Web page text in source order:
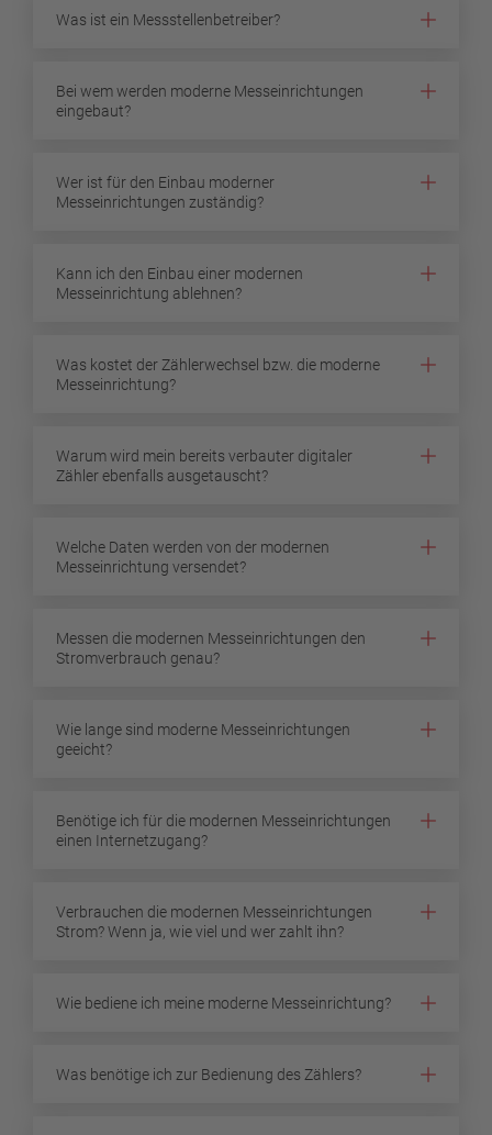
Was ist ein Messstellenbetreiber?
Bei wem werden moderne Messeinrichtungen
eingebaut?
Wer ist für den Einbau moderner
Messeinrichtungen zuständig?
Kann ich den Einbau einer modernen
Messeinrichtung ablehnen?
Was kostet der Zählerwechsel bzw. die moderne
Messeinrichtung?
Warum wird mein bereits verbauter digitaler
Zähler ebenfalls ausgetauscht?
Welche Daten werden von der modernen
Messeinrichtung versendet?
Messen die modernen Messeinrichtungen den
Stromverbrauch genau?
Wie lange sind moderne Messeinrichtungen
geeicht?
Benötige ich für die modernen Messeinrichtungen
einen Internetzugang?
Verbrauchen die modernen Messeinrichtungen
Strom? Wenn ja, wie viel und wer zahlt ihn?
Wie bediene ich meine moderne Messeinrichtung?
Was benötige ich zur Bedienung des Zählers?